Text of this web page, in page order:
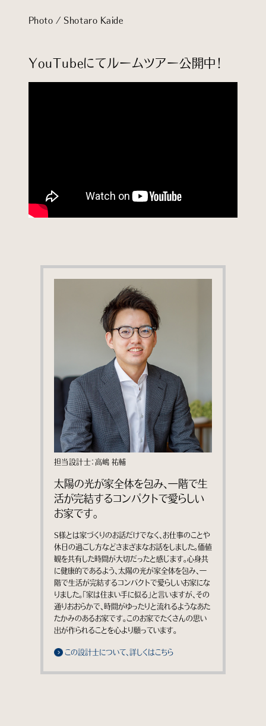
Photo / Shotaro Kaide
YouTubeにてルームツアー公開中！
担当設計士：高嶋 祐輔
太陽の光が家全体を包み、一階で生
活が完結するコンパクトで愛らしい
お家です。
S様とは家づくりのお話だけでなく、お仕事のことや
休日の過ごし方などさまざまなお話をしました。価値
観を共有した時間が大切だったと感じます。心身共
に健康的であるよう、太陽の光が家全体を包み、一
階で生活が完結するコンパクトで愛らしいお家にな
りました。「家は住まい手に似る」と言いますが、その
通りおおらかで、時間がゆったりと流れるようなあた
たかみのあるお家です。このお家でたくさんの思い
出が作られることを心より願っています。
この設計士について、詳しくはこちら